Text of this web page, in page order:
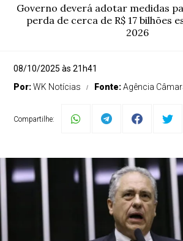
Governo deverá adotar medidas
perda de cerca de R$ 17 bilhões
2026
08/10/2025 às 21h41
Por:WK Notícias Fonte:Agência
Compartilhe: